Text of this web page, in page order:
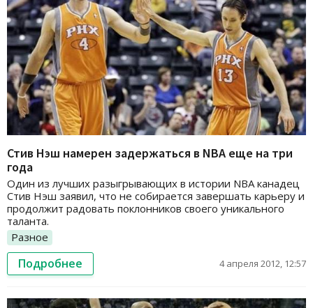
Стив Нэш намерен задержаться в NBA еще на три
года
Один из лучших разыгрывающих в истории NBA канадец
Стив Нэш заявил, что не собирается завершать карьеру и
продолжит радовать поклонников своего уникального
таланта.
Разное
Подробнее 4 апреля 2012, 12:57